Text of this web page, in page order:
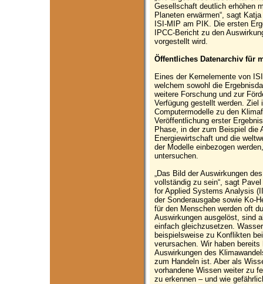
Gesellschaft deutlich erhöhen
Planeten erwärmen“, sagt
ISI-MIP am PIK. Die ersten
IPCC-Bericht zu den
vorgestellt wird.
Öffentliches Datenarchiv für
Eines der Kernelemente von
welchem sowohl die
weitere Forschung und zur
Verfügung gestellt werden.
Computermodelle zu den
Veröffentlichung erster
Phase, in der zum Beispiel die
Energiewirtschaft und die
der Modelle einbezogen
untersuchen.
„Das Bild der Auswirkungen
vollständig zu sein“, sagt
for Applied Systems Analysis
der Sonderausgabe sowie Ko-
für den Menschen werden oft
Auswirkungen ausgelöst, sind
einfach gleichzusetzen.
beispielsweise zu Konflikten
verursachen. Wir haben
Auswirkungen des
zum Handeln ist. Aber als
vorhandene Wissen weiter zu
zu erkennen – und wie